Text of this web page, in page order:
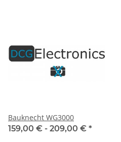
Bauknecht WG3000
159,00 € - 209,00 € *